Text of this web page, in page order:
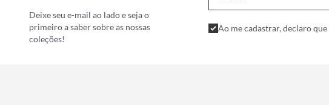
Deixe seu e-mail ao lado e seja o
primeiro a saber sobre as nossas
coleções!
Ao me cadastrar, declaro